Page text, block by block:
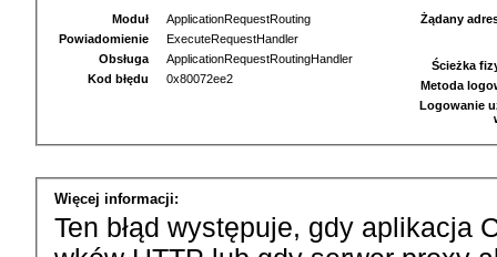
Moduł
ApplicationRequestRouting
Powiadomienie
ExecuteRequestHandler
Obsługa
ApplicationRequestRoutingHandler
Kod błędu
0x80072ee2
Żądany
Ścieżka
Metoda
Logowanie
Więcej informacji:
Ten błąd występuje, gdy aplikacja